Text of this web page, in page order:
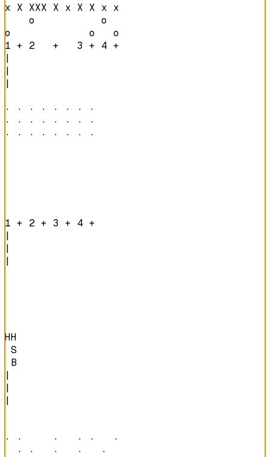
x X XXX X x X X x x
    o           o
o             o   o
1 + 2   +   3 + 4 +
|
|
|
· · · · · · · ·
· · · · · · · ·
· · · · · · · ·
1 + 2 + 3 + 4 +
|
|
|
HH
S
B
|
|
|
· ·     ·   · ·   ·
  · ·   ·   ·   ·